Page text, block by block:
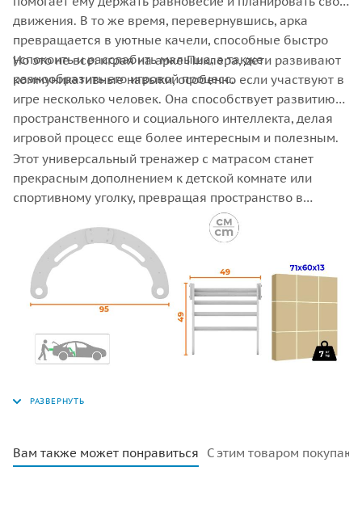
движения. В то же время, перевернувшись, арка
превращается в уютные качели, способные быстро
успокоить и расслабить малыша, а также
разнообразить его игровой процесс.
Но это не все: играя на арке Пиклера, дети развивают
коммуникативные навыки, особенно если участвуют в
игре несколько человек. Она способствует развитию
пространственного и социального интеллекта, делая
игровой процесс еще более интересным и полезным.
Этот универсальный тренажер с матрасом станет
прекрасным дополнением к детской комнате или
спортивному уголку, превращая пространство в
настоящую площадку для игр и отдыха. Арка Пиклера -
это не просто товар, это бесконечный источник
радости и веселья для малышей, и отличный подарок
на любой праздник.
Вам также может понравиться С этим товаром покупают